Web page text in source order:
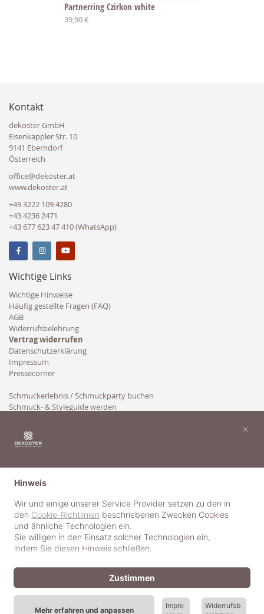
Partnerring Czirkon white
39,90 €
Kontakt
dekoster GmbH
Eisenkappler Str. 10
9141 Eberndorf
Österreich
office@dekoster.at
www.dekoster.at
+49 3222 109 4280
+43 4236 2471
+43 677 623 47 410 (WhatsApp)
Wichtige Links
Wichtige Hinweise
Häufig gestellte Fragen (FAQ)
AGB
Widerrufsbelehrung
Vertrag widerrufen
Datenschutzerklärung
Impressum
Pressecorner
Schmuckerlebnis / Schmuckparty buchen
Schmuck- & Styleguide werden
Hinweis
Wir und einige unserer Service Provider setzen zu den in
den Cookie-Richtlinien beschriebenen Zwecken Cookies
und ähnliche Technologien ein.
Sie willigen in den Einsatz solcher Technologien ein,
indem Sie diesen Hinweis schließen.
Mehr erfahren und anpassen
Impre
Widerrufsb
Zustimmen
×